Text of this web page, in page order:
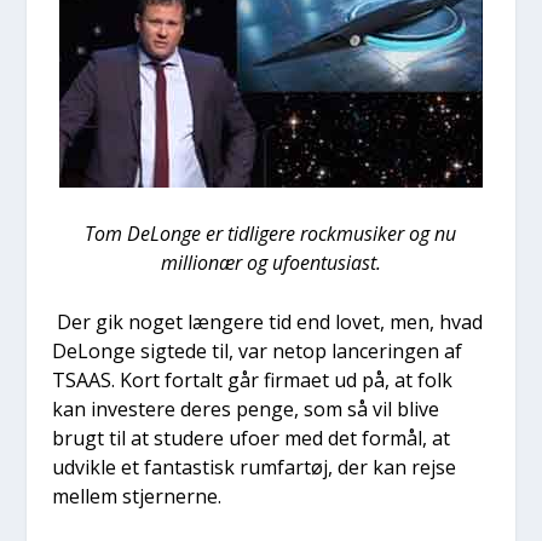
Tom DeLon­ge er tid­li­ge­re rock­mu­si­ker og nu
mil­li­o­nær og ufo­en­tu­si­ast.
Der gik noget læn­ge­re tid end lovet, men, hvad
DeLon­ge sig­te­de til, var net­op lan­ce­rin­gen af
TSAAS. Kort for­talt går fir­ma­et ud på, at folk
kan inve­ste­re deres pen­ge, som så vil bli­ve
brugt til at stu­de­re ufo­er med det for­mål, at
udvik­le et fan­ta­stisk rum­far­tøj, der kan rej­se
mel­lem stjer­ner­ne.